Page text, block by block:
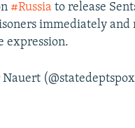
#Russia to release
immediately and
expression.